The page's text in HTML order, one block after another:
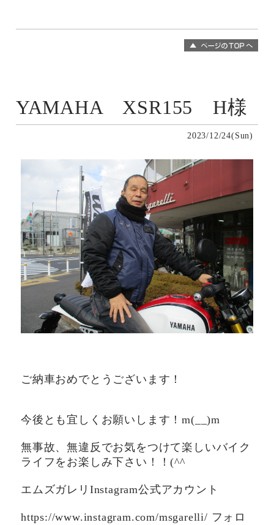
YAMAHA XSR155 H様
2023/12/24(Sun)
ご納車おめでとうございます！
今後とも宜しくお願いします！m(__)m
無事故、無違反でお気をつけて楽しいバイク
ライフをお楽しみ下さい！！(^^ゞ
エムズガレリInstagram公式アカウント
https://www.instagram.com/msgarelli/ フォロ